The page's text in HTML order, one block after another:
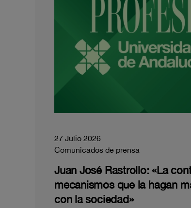
27 Julio 2026
Comunicados de prensa
Juan José Rastrollo: «La
mecanismos que la hagan
con la sociedad»